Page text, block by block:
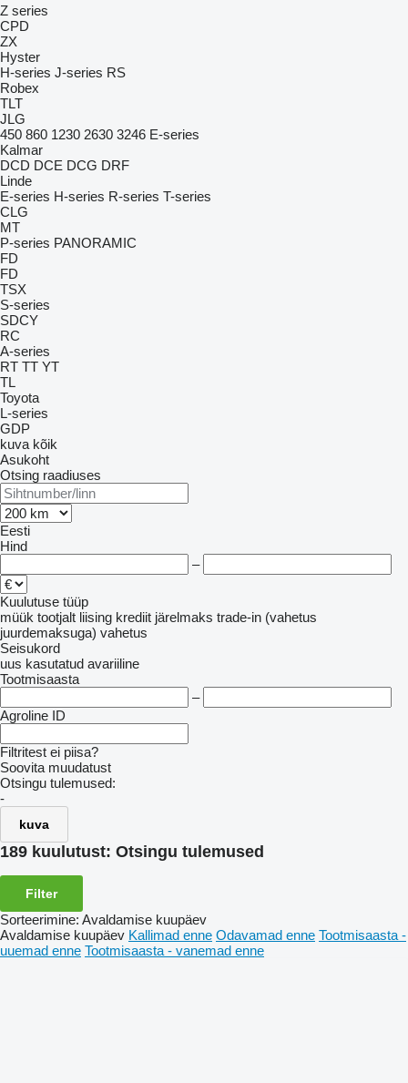
Z series
CPD
ZX
Hyster
H-series J-series RS
Robex
TLT
JLG
450 860 1230 2630 3246 E-series
Kalmar
DCD DCE DCG DRF
Linde
E-series H-series R-series T-series
CLG
MT
P-series PANORAMIC
FD
FD
TSX
S-series
SDCY
RC
A-series
RT TT YT
TL
Toyota
L-series
GDP
kuva kõik
Asukoht
Otsing raadiuses
Eesti
Hind
–
Kuulutuse tüüp
müük tootjalt liising krediit järelmaks trade-in (vahetus
juurdemaksuga) vahetus
Seisukord
uus kasutatud avariiline
Tootmisaasta
–
Agroline ID
Filtritest ei piisa?
Soovita muudatust
Otsingu tulemused:
-
kuva
189 kuulutust: Otsingu tulemused
Filter
Sorteerimine: Avaldamise kuupäev
Avaldamise kuupäev Kallimad enne Odavamad enne Tootmisaasta -
uuemad enne Tootmisaasta - vanemad enne